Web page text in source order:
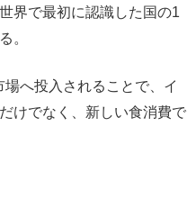
界で最初に認識した国の1
。
へ投入されることで、イ
けでなく、新しい食消費で